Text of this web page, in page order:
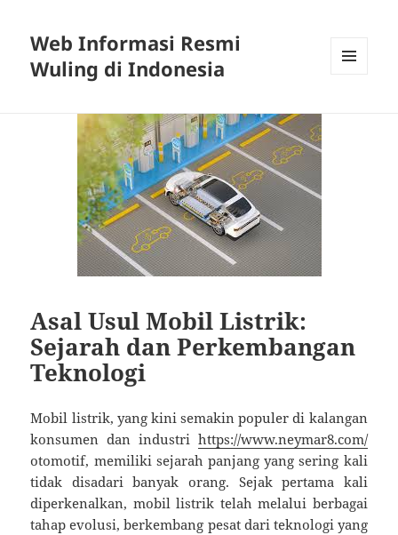
Web Informasi Resmi
Wuling di Indonesia
Asal Usul Mobil Listrik:
Sejarah dan Perkembangan
Teknologi
Mobil listrik, yang kini semakin populer di kalangan
konsumen dan industri https://www.neymar8.com/
otomotif, memiliki sejarah panjang yang sering kali
tidak disadari banyak orang. Sejak pertama kali
diperkenalkan, mobil listrik telah melalui berbagai
tahap evolusi, berkembang pesat dari teknologi yang